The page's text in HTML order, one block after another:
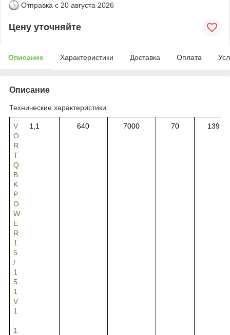
Отправка с 20 августа 2026
Цену уточняйте
Описание Характеристики Доставка Оплата
Описание
Технические характеристики:
V
O
R
T
Q
B
K
P
O
W
E
R
1
5
/
1
5
1
V
1
1
1,1 640 7000 70 139